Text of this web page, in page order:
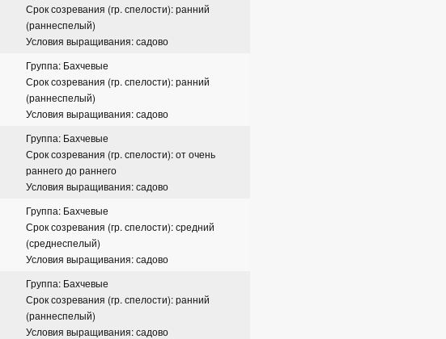
Срок созревания (гр. спелости): ранний
(раннеспелый)
Условия выращивания: садово
Группа: Бахчевые
Срок созревания (гр. спелости): ранний
(раннеспелый)
Условия выращивания: садово
Группа: Бахчевые
Срок созревания (гр. спелости): от очень
раннего до раннего
Условия выращивания: садово
Группа: Бахчевые
Срок созревания (гр. спелости): средний
(среднеспелый)
Условия выращивания: садово
Группа: Бахчевые
Срок созревания (гр. спелости): ранний
(раннеспелый)
Условия выращивания: садово